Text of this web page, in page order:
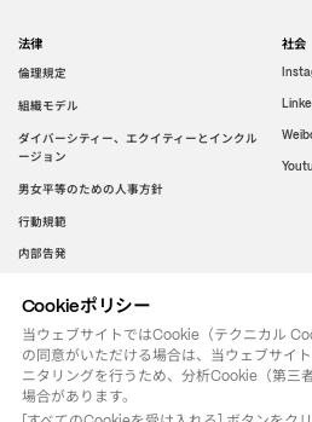
法律
倫理規定
組織モデル
ダイバーシティー、エクイティーとインクル
ージョン
男女平等のための人事方針
行動規範
内部告発
社会
WeChat
Cookieポリシー
当ウェブサイトではCookie（テクニカル
の同意がいただける場合は、当ウェブサイ
ニタリングを行うため、分析Cookie（第三
場合があります。